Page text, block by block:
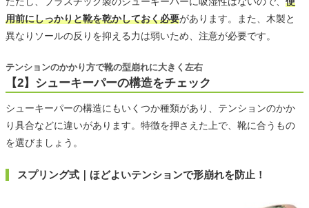
用前にしっかりと靴を乾かしておく必要があります。また、木製と
異なりソールの反りを抑える力は弱いため、注意が必要です。
【2】シューキーパーの構造をチェック
テンションのかかり方で靴の型崩れに大きく左右
シューキーパーの構造にもいくつか種類があり、テンションのかか
り具合などに違いがあります。特徴を押さえた上で、靴に合うもの
を選びましょう。
スプリング式｜ほどよいテンションで形崩れを防止！